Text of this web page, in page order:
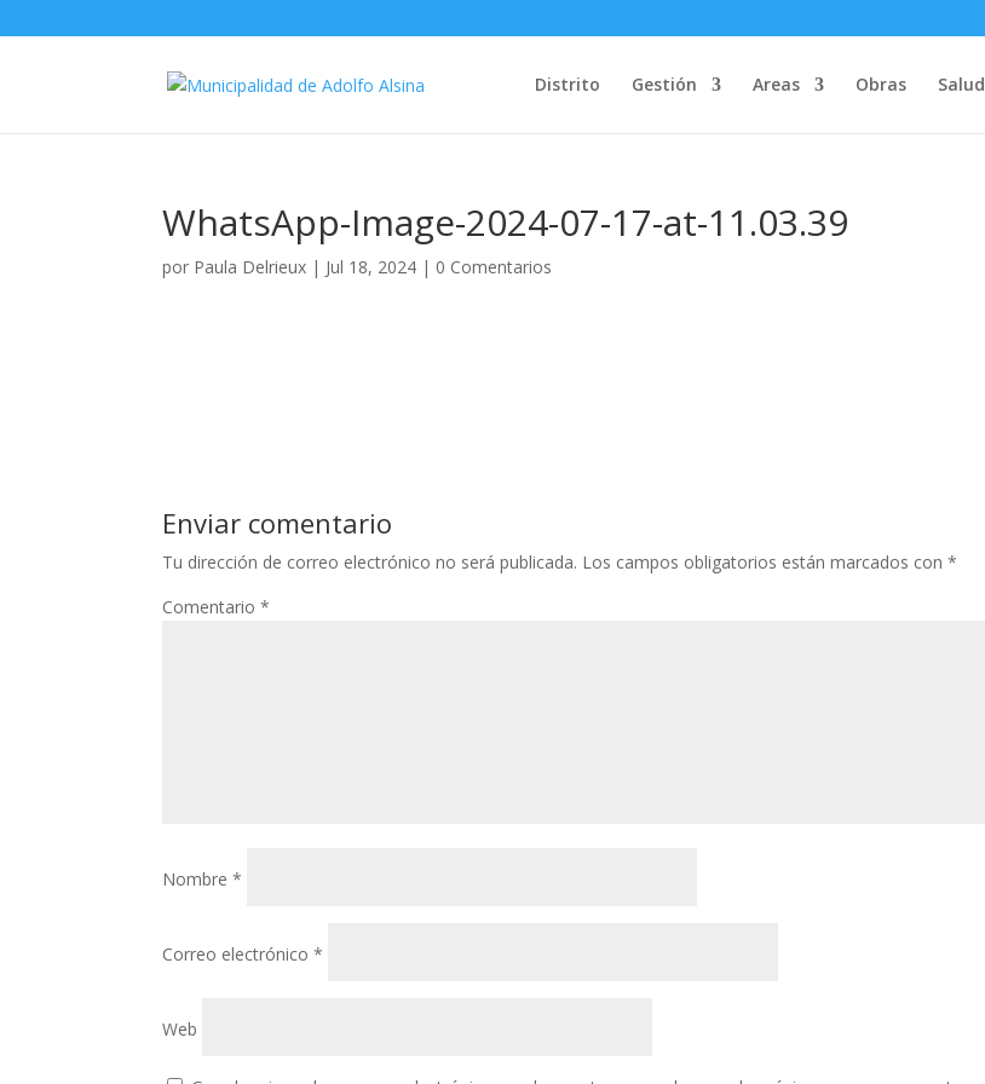
Distrito Gestión Areas Obras Salud
WhatsApp-Image-2024-07-17-at-11.03.39
por Paula Delrieux | Jul 18, 2024 | 0 Comentarios
Enviar comentario
Tu dirección de correo electrónico no será publicada. Los campos obligatorios están marcados con*
Comentario*
Nombre*
Correo electrónico*
Web